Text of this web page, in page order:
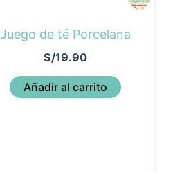
Juego de té Porcelana
S/19.90
Añadir al carrito